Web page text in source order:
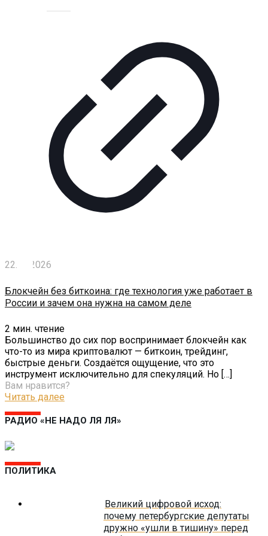
Технологии
читателя
Блокчейн
О
нас
Помощь
проекту
22.04.2026
Блокчейн без биткоина: где технология уже работает в
России и зачем она нужна на самом деле
2 мин. чтение
Большинство до сих пор воспринимает блокчейн как
что-то из мира криптовалют — биткоин, трейдинг,
быстрые деньги. Создаётся ощущение, что это
инструмент исключительно для спекуляций. Но […]
Вам нравится?
Читать далее
РАДИО «НЕ НАДО ЛЯ ЛЯ»
ПОЛИТИКА
Великий цифровой исход:
почему петербургские депутаты
дружно «ушли в тишину» перед